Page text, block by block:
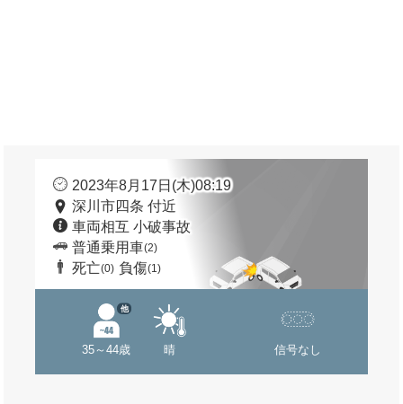
2023年8月17日(木)08:19
深川市四条 付近
車両相互 小破事故
普通乗用車(2)
死亡(0) 負傷(1)
35～44歳
他
晴 信号なし